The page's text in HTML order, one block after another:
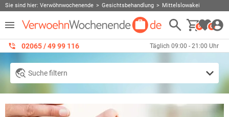
Sie sind hier: Verwöhnwochenende Gesichtsbehandlung Mittelslowakei
0 0
02065 / 49 ‌99 116 Täglich 09:00 - 21:00 Uhr
Suche filtern